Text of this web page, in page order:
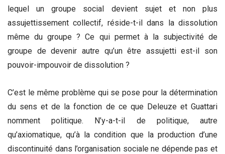
lequel un groupe social devient sujet et non plus
assujettissement collectif, réside-t-il dans la dissolution
même du groupe ? Ce qui permet à la subjectivité de
groupe de devenir autre qu’un être assujetti est-il son
pouvoir-impouvoir de dissolution ?
C’est le même problème qui se pose pour la détermination
du sens et de la fonction de ce que Deleuze et Guattari
nomment politique. N’y-a-t-il de politique, autre
qu’axiomatique, qu’à la condition que la production d’une
discontinuité dans l’organisation sociale ne dépende pas et